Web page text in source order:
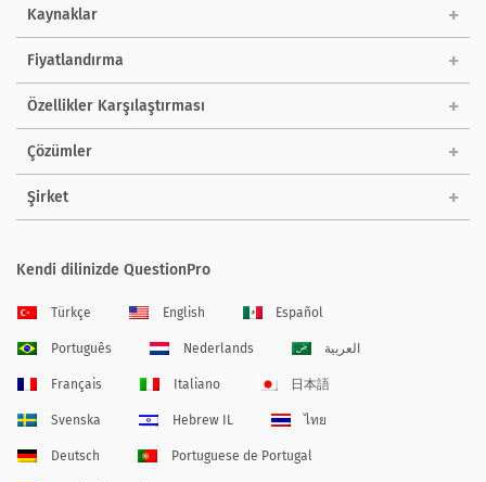
Kaynaklar
Fiyatlandırma
Özellikler Karşılaştırması
Çözümler
Şirket
Kendi dilinizde QuestionPro
Türkçe English Español
Português Nederlands العربية
Français Italiano 日本語
Svenska Hebrew IL ไทย
Deutsch Portuguese de Portugal